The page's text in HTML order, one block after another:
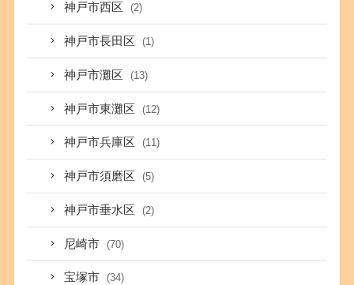
神戸市西区 (2)
神戸市長田区 (1)
神戸市灘区 (13)
神戸市東灘区 (12)
神戸市兵庫区 (11)
神戸市須磨区 (5)
神戸市垂水区 (2)
尼崎市 (70)
宝塚市 (34)